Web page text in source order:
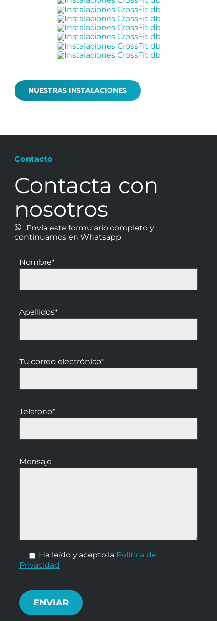
NUESTRAS INSTALACIONES
Contacto
Contacta con
nosotros
Envía este formulario completo y
continuamos en Whatsapp
Nombre*
Apellidos*
Tu correo electrónico*
Teléfono*
Mensaje
He leído y acepto la Política de
Privacidad